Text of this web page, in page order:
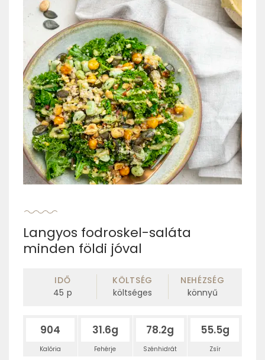
Langyos fodroskel-saláta
minden földi jóval
IDŐ
45 p
KÖLTSÉG
költséges
NEHÉZSÉG
könnyű
904
Kalória
31.6g
Fehérje
78.2g
Szénhidrát
55.5g
Zsír